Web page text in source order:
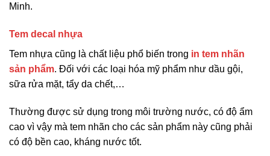
Minh.
Tem decal nhựa
Tem nhựa cũng là chất liệu phổ biến trong in tem nhãn
sản phẩm. Đối với các loại hóa mỹ phẩm như dầu gội,
sữa rửa mặt, tẩy da chết,…
Thường được sử dụng trong môi trường nước, có độ ẩm
cao vì vậy mà tem nhãn cho các sản phẩm này cũng phải
có độ bền cao, kháng nước tốt.